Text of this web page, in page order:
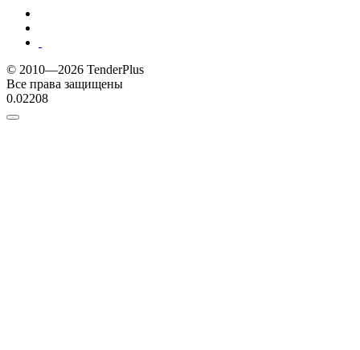
© 2010—2026 TenderPlus
Все права защищены
0.02208